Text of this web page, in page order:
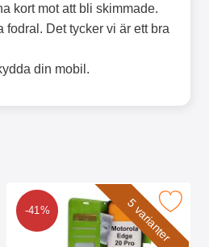
kort mot att bli skimmade.
fodral. Det tycker vi är ett bra
din mobil.
Edge 20 Pro som favorit
5 varianter
-41%
Makera crazy Horse Wallet Motorola